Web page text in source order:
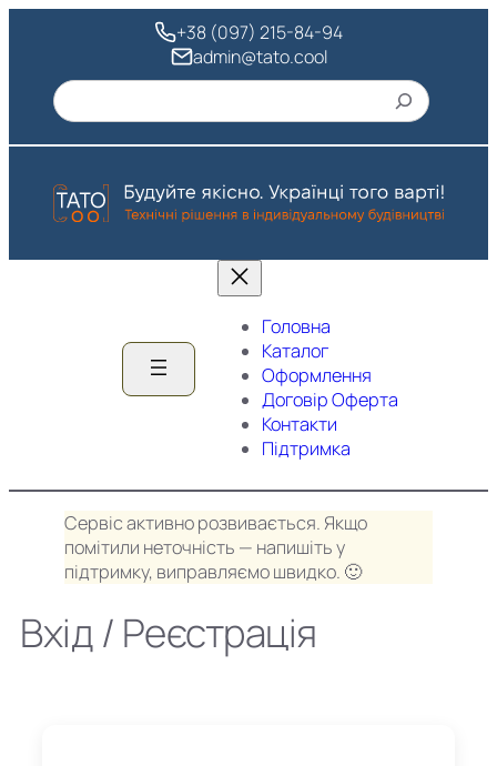
+38 (097) 215-84-94
admin@tato.cool
Пошук
Головна
Каталог
Оформлення
Договір Оферта
Контакти
Підтримка
Сервіс активно розвивається. Якщо
помітили неточність — напишіть у
підтримку, виправляємо швидко. 🙂
Вхід / Реєстрація